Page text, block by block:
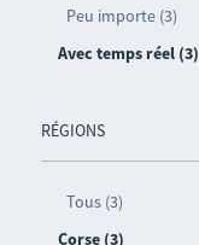
Peu importe (3)
Avec temps réel (3)
RÉGIONS
Tous (3)
Corse (3)